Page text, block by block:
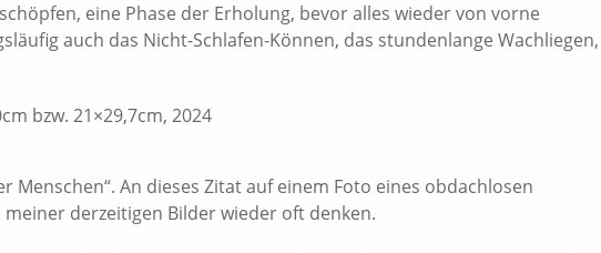
eine Phase der Erholung, bevor alles wieder von vorne
auch das Nicht-Schlafen-Können, das stundenlange Wachliegen,
bzw. 21×29,7cm, 2024
Menschen“. An dieses Zitat auf einem Foto eines obdachlosen
derzeitigen Bilder wieder oft denken.